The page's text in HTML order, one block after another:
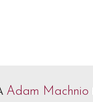
Adam Machnio